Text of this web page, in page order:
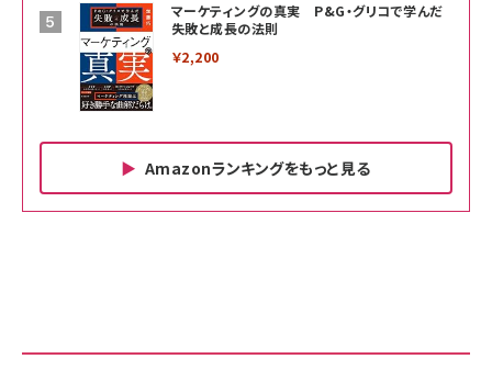
マーケティングの真実 P&G・グリコで学んだ
失敗と成長の法則
￥2,200
Amazonランキングをもっと見る
￥880
サポート正規品 メーカー保証5年 KLMEA128G
サポート正規品 メーカー保証5年 KLMEA128G